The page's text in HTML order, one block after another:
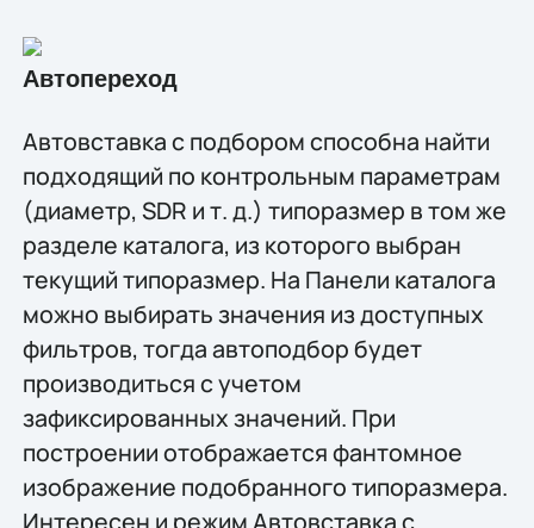
Автопереход
Автовставка с подбором способна найти
подходящий по контрольным параметрам
(диаметр, SDR и т. д.) типоразмер в том же
разделе каталога, из которого выбран
текущий типоразмер. На Панели каталога
можно выбирать значения из доступных
фильтров, тогда автоподбор будет
производиться с учетом
зафиксированных значений. При
построении отображается фантомное
изображение подобранного типоразмера.
Интересен и режим Автовставка с